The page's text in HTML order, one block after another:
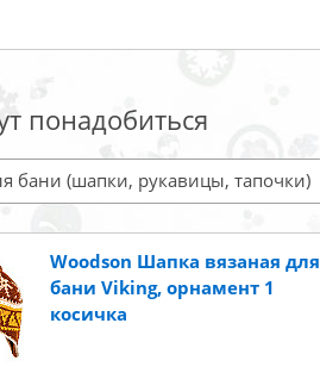
понадобиться
бани (шапки, рукавицы, тапочки)
Woodson Шапка вязаная для
бани Viking, орнамент 1
косичка